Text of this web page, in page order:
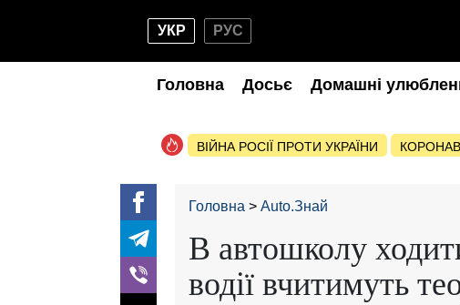
УКР РУС
Головна Досьє Домашні
ВІЙНА РОСІЇ ПРОТИ УКРАЇНИ
Головна Auto.Знай
В автошколу
водії вчитимуть